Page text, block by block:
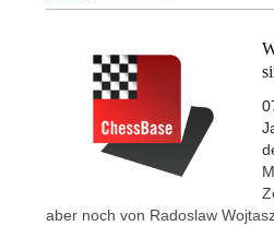
aber noch von Radoslaw